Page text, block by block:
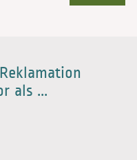
als ...